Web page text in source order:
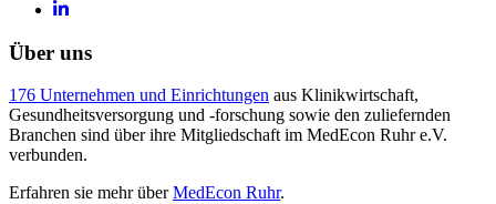
Über uns
176 Unternehmen und Einrichtungen aus Klinikwirtschaft,
Gesundheitsversorgung und -forschung sowie den zuliefernden
Branchen sind über ihre Mitgliedschaft im MedEcon Ruhr e.V.
verbunden.
Erfahren sie mehr überMedEcon Ruhr.